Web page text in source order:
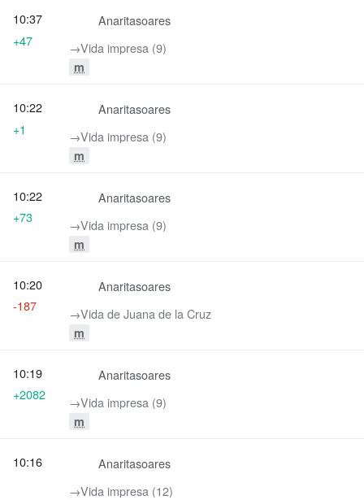
Anaritasoares
→‎Vida impresa (9)
m
10:37
+47
Anaritasoares
→‎Vida impresa (9)
m
10:22
+1
Anaritasoares
→‎Vida impresa (9)
m
10:22
+73
Anaritasoares
→‎Vida de Juana de la Cruz
m
10:20
-187
Anaritasoares
→‎Vida impresa (9)
m
10:19
+2082
Anaritasoares
→‎Vida impresa (12)
10:16